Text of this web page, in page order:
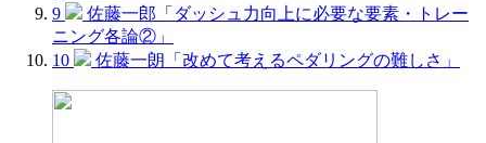
9
佐藤一郎「ダッシュ力向上に必要な要素・トレー
ニング各論②」
10
佐藤一朗「改めて考えるペダリングの難しさ」